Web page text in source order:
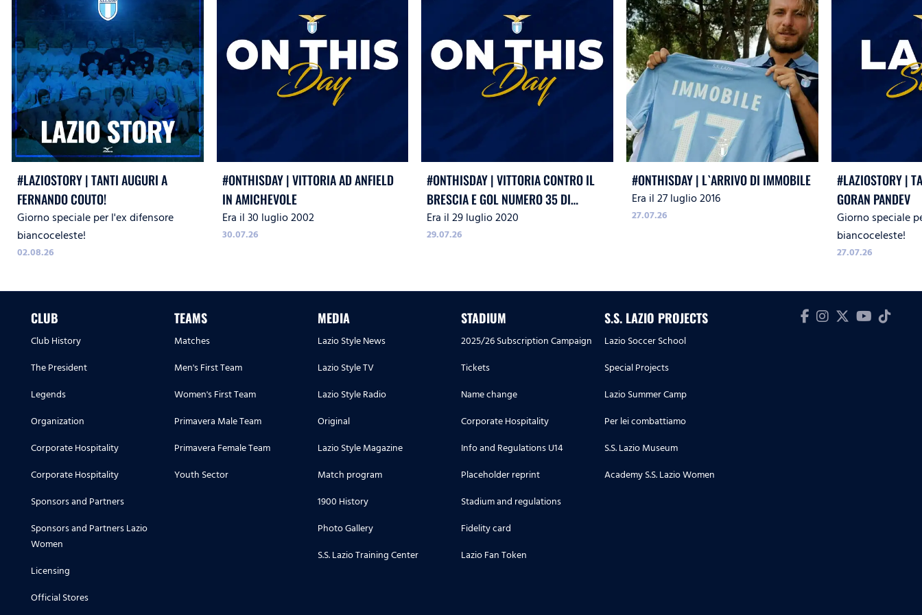
#LAZIOSTORY | TANTI AUGURI A
FERNANDO COUTO!
Giorno speciale per l'ex difensore
biancoceleste!
02.08.26
#ONTHISDAY | VITTORIA AD ANFIELD
IN AMICHEVOLE
Era il 30 luglio 2002
30.07.26
#ONTHISDAY | VITTORIA CONTRO IL
BRESCIA E GOL NUMERO 35 DI
IMMOBILE
Era il 29 luglio 2020
29.07.26
#ONTHISDAY | L`ARRIVO DI IMMOBILE
Era il 27 luglio 2016
27.07.26
#LAZIOSTORY |
GORAN PANDEV
Giorno speciale
biancoceleste!
27.07.26
CLUB
Club History
The President
Legends
Organization
Corporate Hospitality
Corporate Hospitality
Sponsors and Partners
Sponsors and Partners Lazio
Women
Licensing
Official Stores
TEAMS
Matches
Men's First Team
Women's First Team
Primavera Male Team
Primavera Female Team
Youth Sector
MEDIA
Lazio Style News
Lazio Style TV
Lazio Style Radio
Original
Lazio Style Magazine
Match program
1900 History
Photo Gallery
S.S. Lazio Training Center
STADIUM
2025/26 Subscription Campaign
Tickets
Name change
Corporate Hospitality
Info and Regulations U14
Placeholder reprint
Stadium and regulations
Fidelity card
Lazio Fan Token
S.S. LAZIO PROJECTS
Lazio Soccer School
Special Projects
Lazio Summer Camp
Per lei combattiamo
S.S. Lazio Museum
Academy S.S. Lazio Women